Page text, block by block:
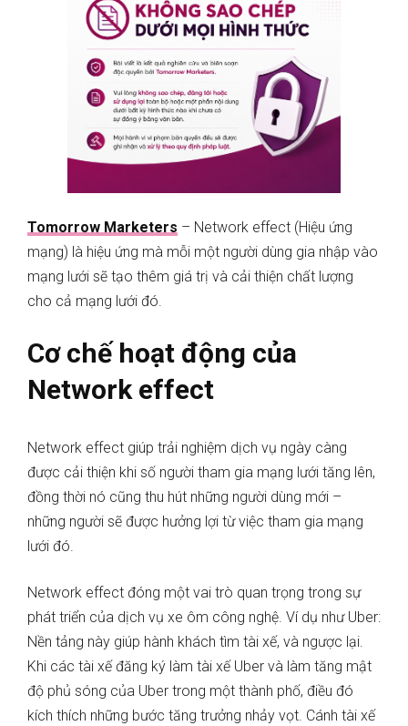
Tomorrow Marketers – Network effect (Hiệu ứng
mạng) là hiệu ứng mà mỗi một người dùng gia nhập vào
mạng lưới sẽ tạo thêm giá trị và cải thiện chất lượng
cho cả mạng lưới đó.
Cơ chế hoạt động của
Network effect
Network effect giúp trải nghiệm dịch vụ ngày càng
được cải thiện khi số người tham gia mạng lưới tăng lên,
đồng thời nó cũng thu hút những người dùng mới –
những người sẽ được hưởng lợi từ việc tham gia mạng
lưới đó.
Network effect đóng một vai trò quan trọng trong sự
phát triển của dịch vụ xe ôm công nghệ. Ví dụ như Uber:
Nền tảng này giúp hành khách tìm tài xế, và ngược lại.
Khi các tài xế đăng ký làm tài xế Uber và làm tăng mật
độ phủ sóng của Uber trong một thành phố, điều đó
kích thích những bước tăng trưởng nhảy vọt. Cánh tài xế